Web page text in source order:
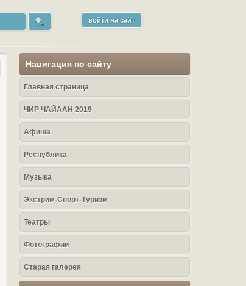
войти на сайт
Навигация по сайту
Главная страница
ЧИР ЧАЙААН 2019
Афиша
Республика
Музыка
Экстрим-Спорт-Туризм
Театры
Фотографии
Старая галерея